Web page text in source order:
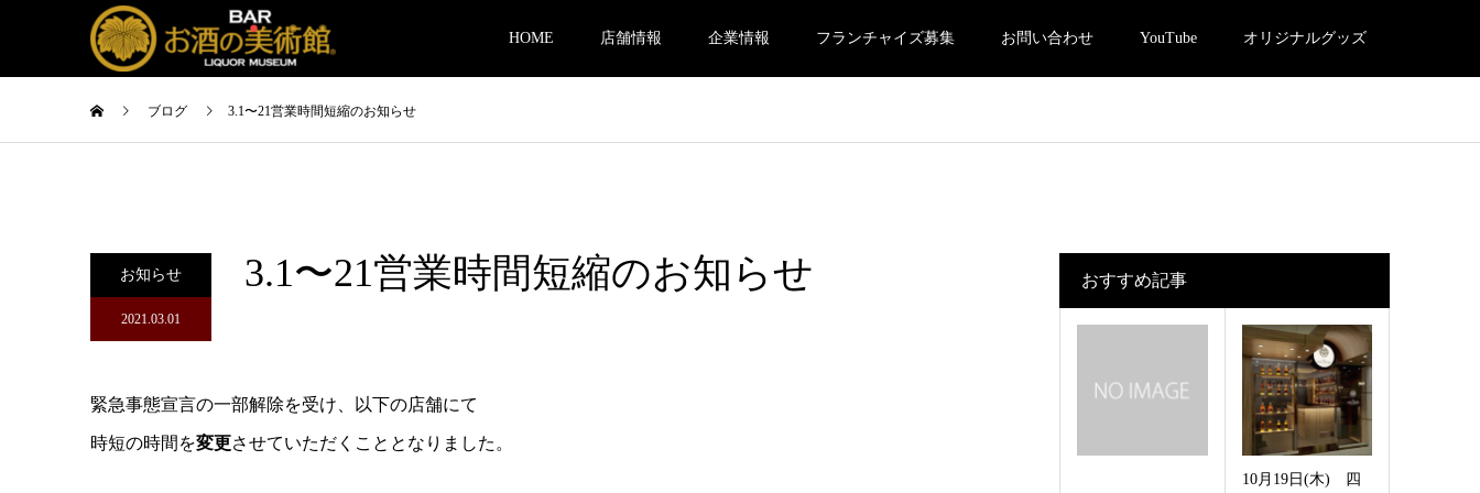
HOME 店舗情報 企業情報 フランチャイズ募集 お問い合わせ YouTube オリジナルグッズ
ブログ 3.1〜21営業時間短縮のお知らせ
お知らせ
2021.03.01
3.1〜21営業時間短縮のお知らせ
緊急事態宣言の一部解除を受け、以下の店舗にて
時短の時間を変更させていただくこととなりました。
おすすめ記事
10月19日(木) 四